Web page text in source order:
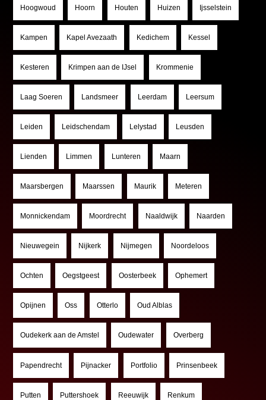
Hoogwoud Hoorn Houten Huizen Ijsselstein
Kampen Kapel Avezaath Kedichem Kessel
Kesteren Krimpen aan de IJsel Krommenie
Laag Soeren Landsmeer Leerdam Leersum
Leiden Leidschendam Lelystad Leusden
Lienden Limmen Lunteren Maarn
Maarsbergen Maarssen Maurik Meteren
Monnickendam Moordrecht Naaldwijk Naarden
Nieuwegein Nijkerk Nijmegen Noordeloos
Ochten Oegstgeest Oosterbeek Ophemert
Opijnen Oss Otterlo Oud Alblas
Oudekerk aan de Amstel Oudewater Overberg
Papendrecht Pijnacker Portfolio Prinsenbeek
Putten Puttershoek Reeuwijk Renkum